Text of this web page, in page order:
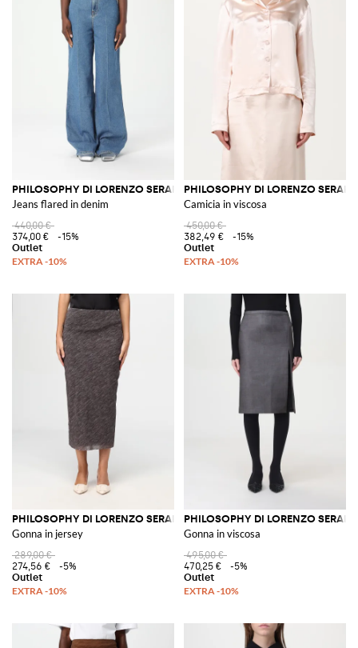
PHILOSOPHY DI LORENZO SERAFINI
Jeans flared in denim
440,00 €
374,00 €
-15%
PHILOSOPHY DI LORENZO
Camicia in viscosa
450,00 €
382,49 €
-15%
PHILOSOPHY DI LORENZO SERAFINI
Gonna in jersey
289,00 €
274,56 €
-5%
PHILOSOPHY DI LORENZO
Gonna in viscosa
495,00 €
470,25 €
-5%